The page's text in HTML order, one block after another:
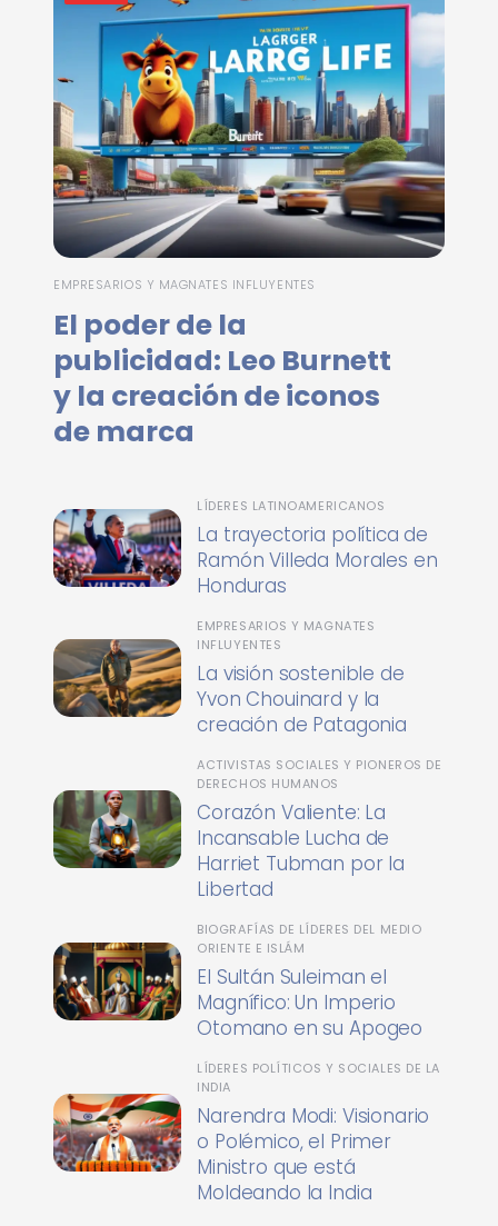
EMPRESARIOS Y MAGNATES INFLUYENTES
El poder de la
publicidad: Leo Burnett
y la creación de iconos
de marca
LÍDERES LATINOAMERICANOS
La trayectoria política de
Ramón Villeda Morales en
Honduras
EMPRESARIOS Y MAGNATES
INFLUYENTES
La visión sostenible de
Yvon Chouinard y la
creación de Patagonia
ACTIVISTAS SOCIALES Y PIONEROS DE
DERECHOS HUMANOS
Corazón Valiente: La
Incansable Lucha de
Harriet Tubman por la
Libertad
BIOGRAFÍAS DE LÍDERES DEL MEDIO
ORIENTE E ISLÁM
El Sultán Suleiman el
Magnífico: Un Imperio
Otomano en su Apogeo
LÍDERES POLÍTICOS Y SOCIALES DE LA
INDIA
Narendra Modi: Visionario
o Polémico, el Primer
Ministro que está
Moldeando la India